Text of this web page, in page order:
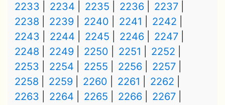
2233
2234 2235 2236
2237
2238
2239 2240 2241
2242
2243
2244 2245 2246
2247
2248
2249 2250 2251
2252
2253
2254 2255 2256
2257
2258
2259 2260 2261
2262
2263
2264 2265 2266
2267